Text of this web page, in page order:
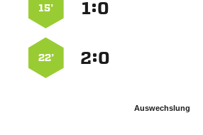
:
15’
:
22’
Auswechslung